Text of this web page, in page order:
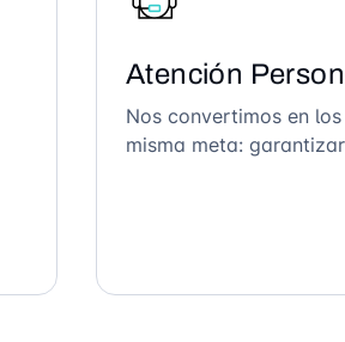
Atención
Nos convertimos en
misma meta: